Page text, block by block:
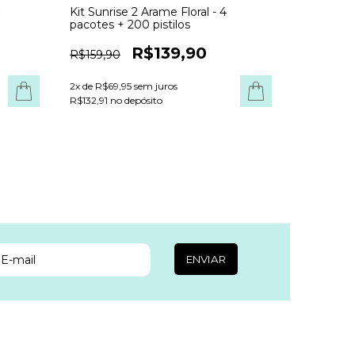
Kit Sunrise 2 Arame Floral - 4
pacotes + 200 pistilos
R$159,90 R$139,90
2x de R$69,95 sem juros
R$132,91 no depósito